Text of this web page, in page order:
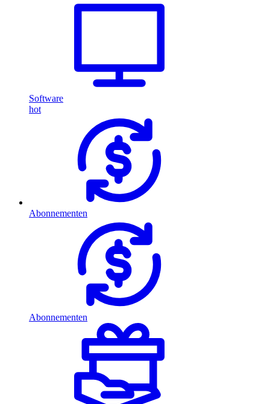
Software
hot
Abonnementen
Abonnementen